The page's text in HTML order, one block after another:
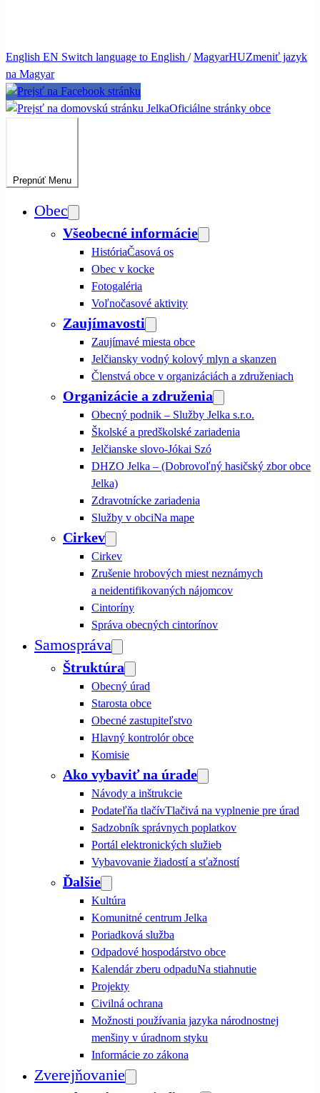
English EN Switch language to English /MagyarHUZmeniť jazyk
na Magyar
JelkaOficiálne stránky obce
Prepnúť Menu
Obec
Všeobecné informácie
HistóriaČasová os
Obec v kocke
Fotogaléria
Voľnočasové aktivity
Zaujímavosti
Zaujímavé miesta obce
Jelčiansky vodný kolový mlyn a skanzen
Členstvá obce v organizáciách a združeniach
Organizácie a združenia
Obecný podnik – Služby Jelka s.r.o.
Školské a predškolské zariadenia
Jelčianske slovo-Jókai Szó
DHZO Jelka – (Dobrovoľný hasičský zbor obce
Jelka)
Zdravotnícke zariadenia
Služby v obciNa mape
Cirkev
Cirkev
Zrušenie hrobových miest neznámych
a neidentifikovaných nájomcov
Cintoríny
Správa obecných cintorínov
Samospráva
Štruktúra
Obecný úrad
Starosta obce
Obecné zastupiteľstvo
Hlavný kontrolór obce
Komisie
Ako vybaviť na úrade
Návody a inštrukcie
Podateľňa tlačívTlačivá na vyplnenie pre úrad
Sadzobník správnych poplatkov
Portál elektronických služieb
Vybavovanie žiadostí a sťažností
Ďalšie
Kultúra
Komunitné centrum Jelka
Poriadková služba
Odpadové hospodárstvo obce
Kalendár zberu odpaduNa stiahnutie
Projekty
Civilná ochrana
Možnosti používania jazyka národnostnej
menšiny v úradnom styku
Informácie zo zákona
Zverejňovanie